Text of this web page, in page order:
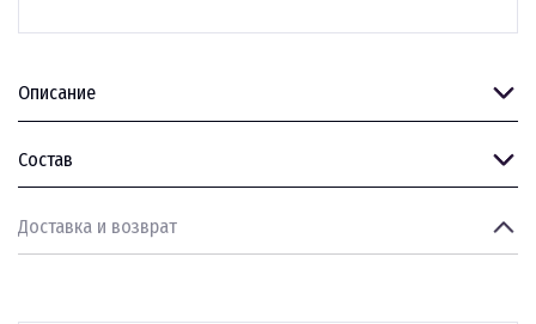
Описание
Состав
Доставка и возврат